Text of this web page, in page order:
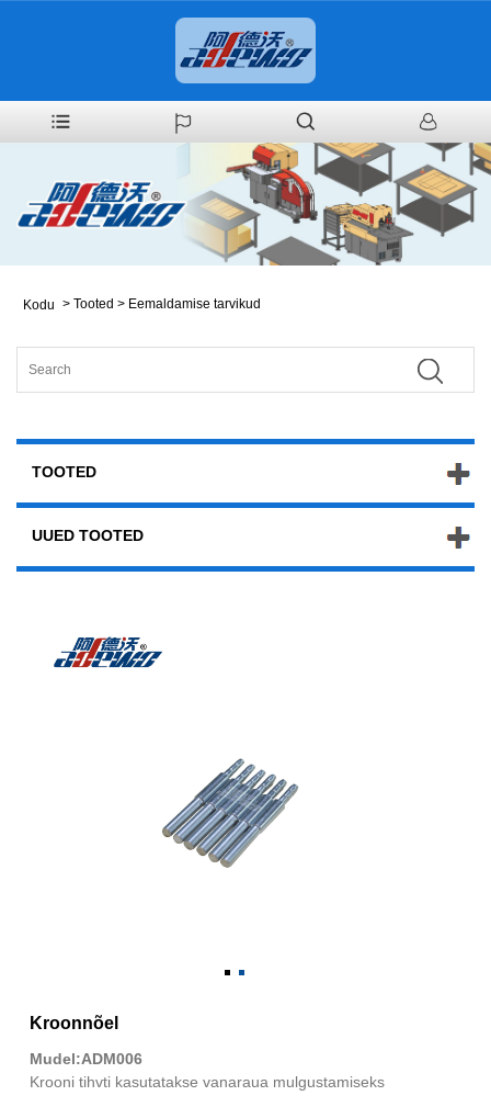
Kodu > Tooted > Eemaldamise tarvikud
TOOTED
UUED TOOTED
Kroonnõel
Mudel:ADM006
Krooni tihvti kasutatakse vanaraua mulgustamiseks